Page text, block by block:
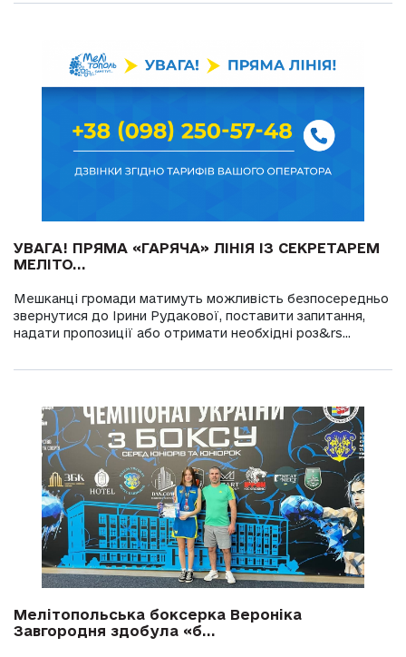
УВАГА! ПРЯМА «ГАРЯЧА» ЛІНІЯ ІЗ СЕКРЕТАРЕМ
МЕЛІТО...
Мешканці громади матимуть можливість безпосередньо
звернутися до Ірини Рудакової, поставити запитання,
надати пропозиції або отримати необхідні роз&rs...
Мелітопольська боксерка Вероніка
Завгородня здобула «б...